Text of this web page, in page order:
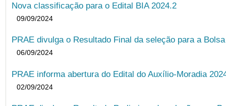
Nova classificação para o Edital BIA 2024.2
09/09/2024
PRAE divulga o Resultado Final da seleção para a
06/09/2024
PRAE informa abertura do Edital do Auxílio-Moradia
02/09/2024